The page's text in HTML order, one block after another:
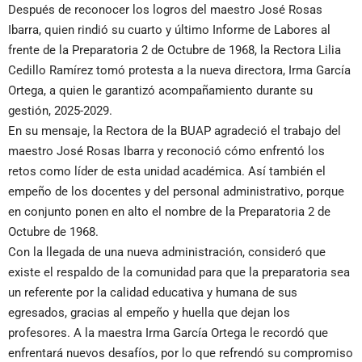
Después de reconocer los logros del maestro José Rosas
Ibarra, quien rindió su cuarto y último Informe de Labores al
frente de la Preparatoria 2 de Octubre de 1968, la Rectora Lilia
Cedillo Ramírez tomó protesta a la nueva directora, Irma García
Ortega, a quien le garantizó acompañamiento durante su
gestión, 2025-2029.
En su mensaje, la Rectora de la BUAP agradeció el trabajo del
maestro José Rosas Ibarra y reconoció cómo enfrentó los
retos como líder de esta unidad académica. Así también el
empeño de los docentes y del personal administrativo, porque
en conjunto ponen en alto el nombre de la Preparatoria 2 de
Octubre de 1968.
Con la llegada de una nueva administración, consideró que
existe el respaldo de la comunidad para que la preparatoria sea
un referente por la calidad educativa y humana de sus
egresados, gracias al empeño y huella que dejan los
profesores. A la maestra Irma García Ortega le recordó que
enfrentará nuevos desafíos, por lo que refrendó su compromiso